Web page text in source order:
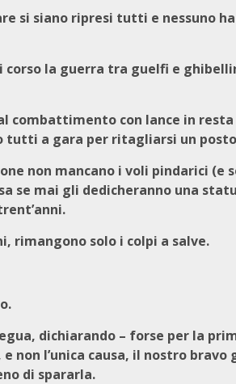
si siano ripresi tutti e nessuno
la guerra tra guelfi e
combattimento con lance in
a gara per ritagliarsi un
non mancano i voli pindarici (e
se mai gli dedicheranno una
rimangono solo i colpi a salve.
dichiarando – forse per la
e non l’unica causa, il nostro
di spararla.